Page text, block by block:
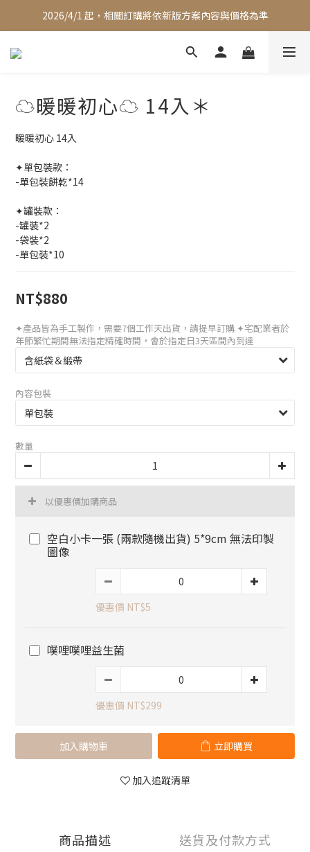
2026/4/1 起，相關訂購將依新版方案內容與價格為準
☁️暖暖初心☁️ 14入＊
暖暖初心 14入
✦單包裝款：
-單包裝餅乾*14
✦罐裝款：
-罐裝*2
-袋裝*2
-單包裝*10
NT$880
✦產品皆為手工製作，需要7個工作天出貨，請提早訂購 ✦宅配業者於
年節繁忙期間無法指定精確時間，會於指定日3天區間內到達
內容包裝
數量
以優惠價加購商品
空白小卡一張 (兩款隨機出貨) 5*9cm 無法印製
圖像
優惠價 NT$5
噗哩噗哩益生菌
優惠價 NT$299
加入購物車 立即購買
加入追蹤清單
商品描述 送貨及付款方式